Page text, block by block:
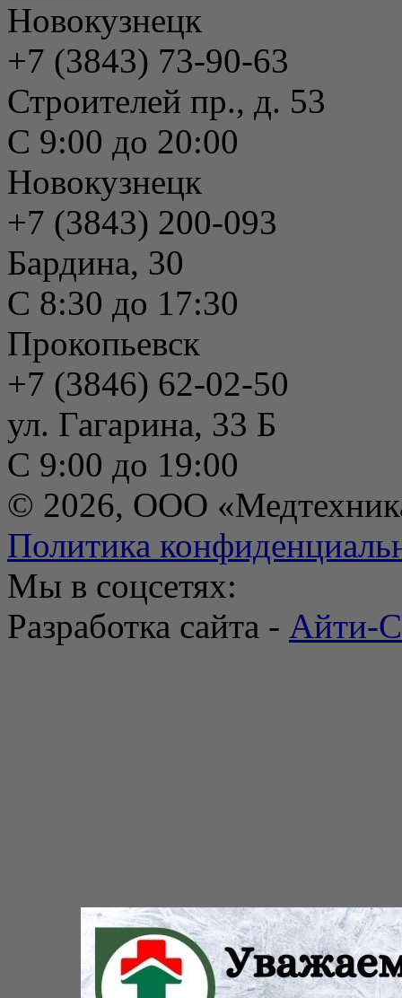
Новокузнецк
+7 (3843) 73-90-63
Строителей пр., д. 53
С 9:00 до 20:00
Новокузнецк
+7 (3843) 200-093
Бардина, 30
С 8:30 до 17:30
Прокопьевск
+7 (3846) 62-02-50
ул. Гагарина, 33 Б
С 9:00 до 19:00
© 2026, ООО
Политика
Мы в соцсетях:
Разработка сайта - Айти-